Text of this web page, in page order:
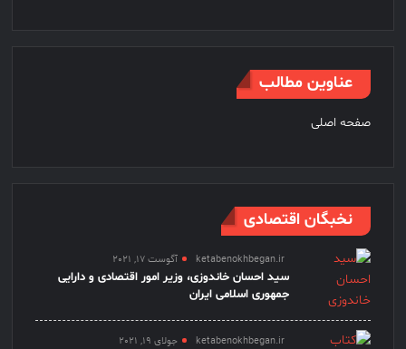
عناوین مطالب
صفحه اصلی
نخبگان اقتصادی
ketabenokhbegan.ir آگوست 17, 2021
سید احسان خاندوزی، وزیر امور اقتصادی و دارایی
جمهوری اسلامی ایران
ketabenokhbegan.ir جولای 19, 2021